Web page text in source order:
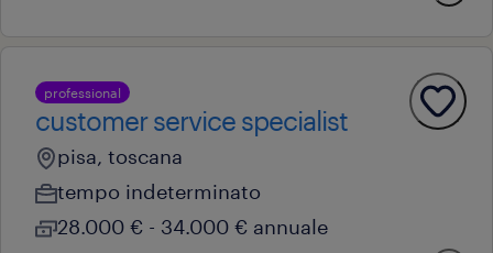
professional
customer service specialist
pisa, toscana
tempo indeterminato
28.000 € - 34.000 € annuale